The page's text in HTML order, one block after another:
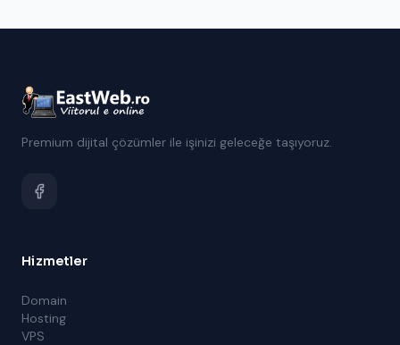
Premium dijital çözümler ile işinizi geleceğe taşıyoruz.
Hizmetler
Domain
Hosting
VPS